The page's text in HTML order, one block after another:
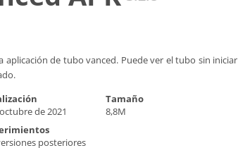
aplicación de tubo vanced. Puede ver el tubo sin iniciar
de 2021
Tamaño
8,8M
posteriores